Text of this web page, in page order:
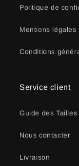
Politique de
Mentions légales
Conditions
Service client
Guide des Tailles
Nous contacter
Livraison